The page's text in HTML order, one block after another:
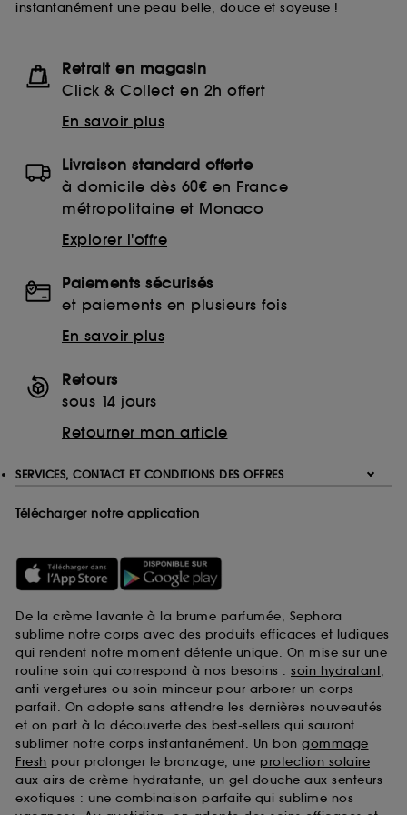
instantanément une peau belle, douce et soyeuse !
Retrait en magasin
Click & Collect en 2h offert
En savoir plus
Livraison standard offerte
à domicile dès 60€ en France
métropolitaine et Monaco
Explorer l'offre
Paiements sécurisés
et paiements en plusieurs fois
En savoir plus
Retours
sous 14 jours
Retourner mon article
SERVICES, CONTACT ET CONDITIONS DES OFFRES
Télécharger notre application
De la crème lavante à la brume parfumée, Sephora
sublime notre corps avec des produits efficaces et ludiques
qui rendent notre moment détente unique. On mise sur une
routine soin qui correspond à nos besoins : soin hydratant,
anti vergetures ou soin minceur pour arborer un corps
parfait. On adopte sans attendre les dernières nouveautés
et on part à la découverte des best-sellers qui sauront
sublimer notre corps instantanément. Un bon gommage
Fresh pour prolonger le bronzage, une protection solaire
aux airs de crème hydratante, un gel douche aux senteurs
exotiques : une combinaison parfaite qui sublime nos
lecture de ces traceurs requiert votre accord. Vous
choix" ci-dessous ou décider de "tout accepter".
Sephora pourra associer les informations de
navigation collectées par ces Cookies, pour les
collectées ou générées lors de votre activité en ligne
sur "continuer sans accepter". Voous pouvez à tout
moment choisir de retirer votrte consentement. Si vous
utilisés, cliquez ici.